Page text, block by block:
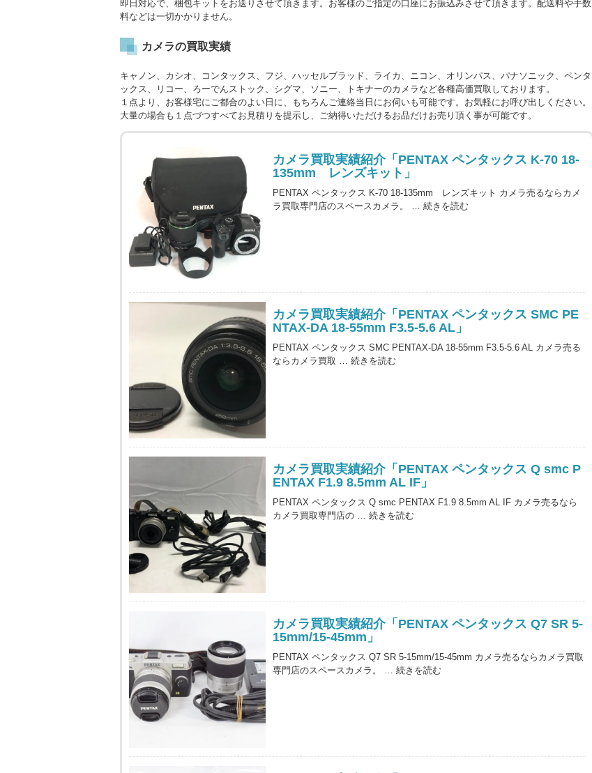
即日対応で、梱包キットをお送りさせて頂きます。お客様のご指定の口座にお振込みさせて頂きます。配送料や手数
料などは一切かかりません。
カメラの買取実績
キャノン、カシオ、コンタックス、フジ、ハッセルブラッド、ライカ、ニコン、オリンパス、パナソニック、ペンタ
ックス、リコー、ろーでんストック、シグマ、ソニー、トキナーのカメラなど各種高価買取しております。
１点より、お客様宅にご都合のよい日に、もちろんご連絡当日にお伺いも可能です。お気軽にお呼び出しください。
大量の場合も１点づつすべてお見積りを提示し、ご納得いただけるお品だけお売り頂く事が可能です。
カメラ買取実績紹介「PENTAX ペンタックス K-70 18-
135mm レンズキット」
PENTAX ペンタックス K-70 18-135mm レンズキット カメラ売るならカメ
ラ買取専門店のスペースカメラ。 …続きを読む
カメラ買取実績紹介「PENTAX ペンタックス SMC PE
NTAX-DA 18-55mm F3.5-5.6 AL」
PENTAX ペンタックス SMC PENTAX-DA 18-55mm F3.5-5.6 AL カメラ売る
ならカメラ買取 …続きを読む
カメラ買取実績紹介「PENTAX ペンタックス Q smc P
ENTAX F1.9 8.5mm AL IF」
PENTAX ペンタックス Q smc PENTAX F1.9 8.5mm AL IF カメラ売るなら
カメラ買取専門店の …続きを読む
カメラ買取実績紹介「PENTAX ペンタックス Q7 SR 5-
15mm/15-45mm」
PENTAX ペンタックス Q7 SR 5-15mm/15-45mm カメラ売るならカメラ買取
専門店のスペースカメラ。 …続きを読む